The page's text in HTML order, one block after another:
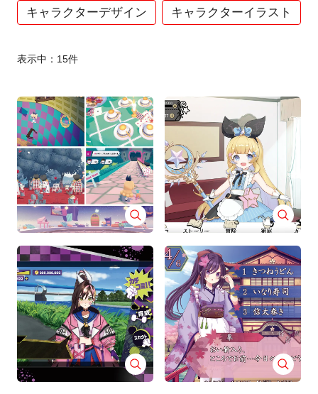
キャラクターデザイン キャラクターイラスト
表示中： 15件